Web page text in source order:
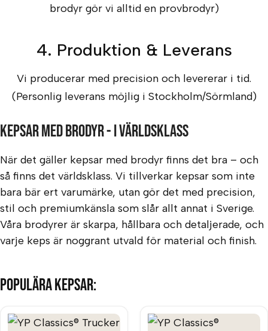
brodyr gör vi alltid en provbrodyr)
4. Produktion & Leverans
Vi producerar med precision och levererar i tid.
(Personlig leverans möjlig i Stockholm/Sörmland)
Kepsar med brodyr - i världsklass
När det gäller kepsar med brodyr finns det bra – och
så finns det världsklass. Vi tillverkar kepsar som inte
bara bär ert varumärke, utan gör det med precision,
stil och premiumkänsla som slår allt annat i Sverige.
Våra brodyrer är skarpa, hållbara och detaljerade, och
varje keps är noggrant utvald för material och finish.
Populära kepsar: